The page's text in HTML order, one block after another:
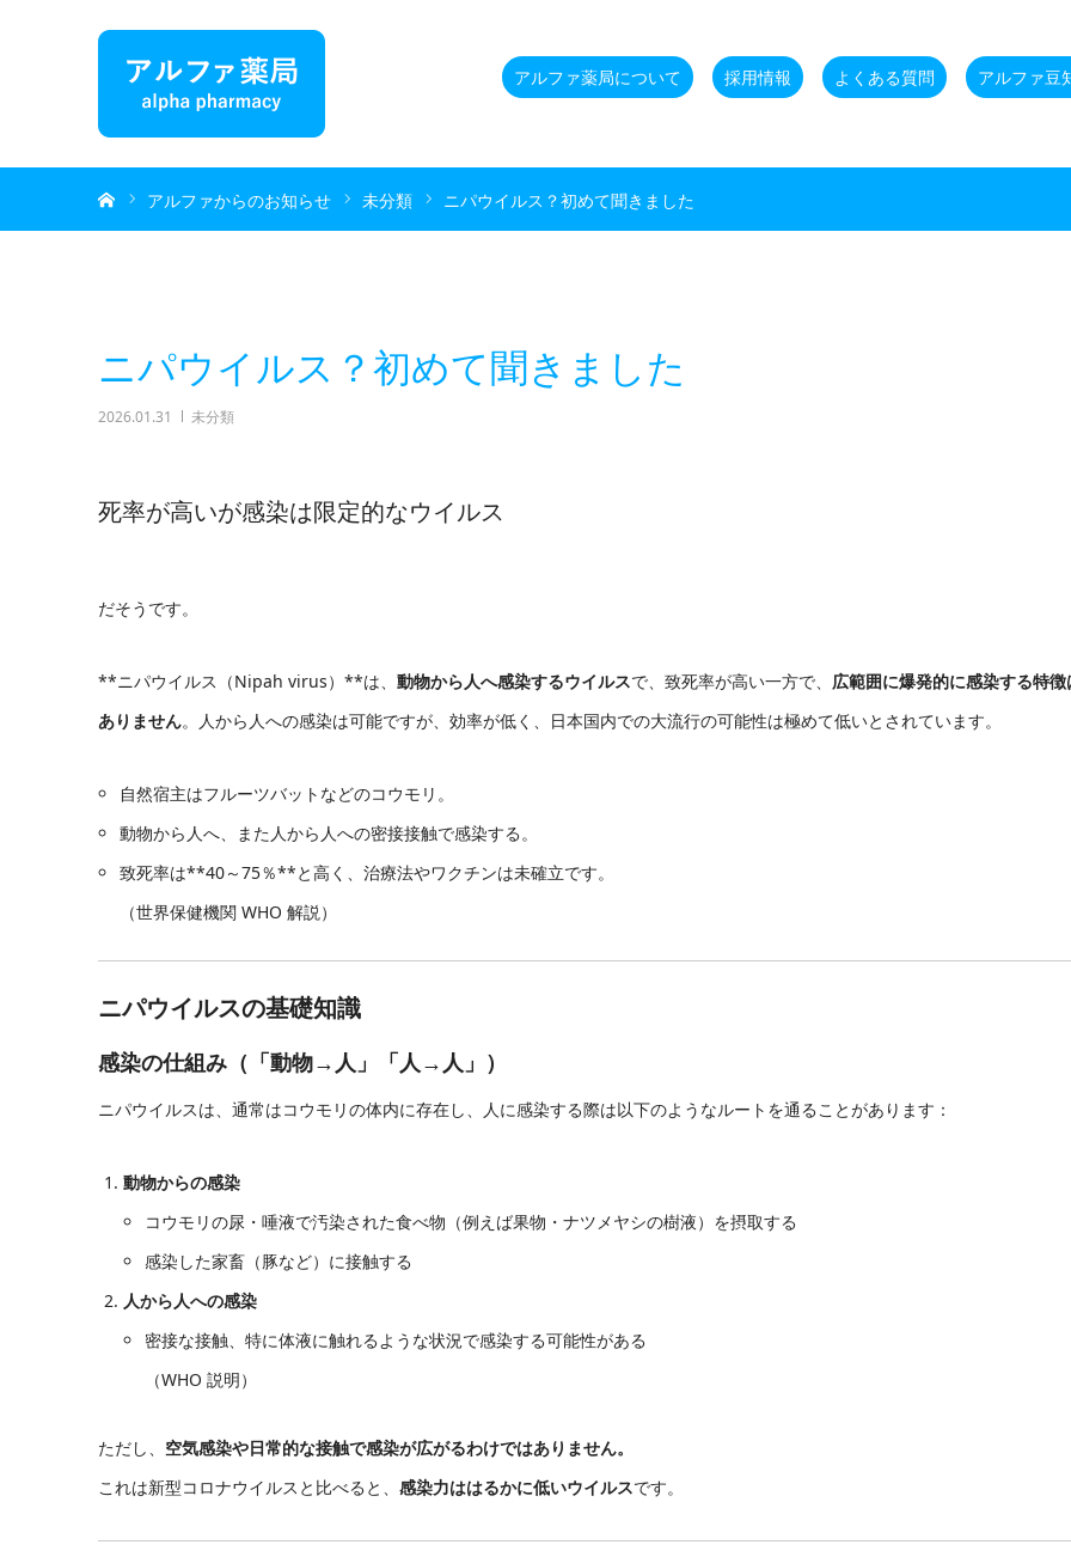
アルファ薬局について 採用情報 よくある質問 アルファ豆
アルファからのお知らせ 未分類 ニパウイルス？初めて聞きました
ニパウイルス？初めて聞きました
2026.01.31 未分類
死率が高いが感染は限定的なウイルス
だそうです。
**ニパウイルス（Nipah virus）**は、 動物から人へ感染するウイルスで、致死率が高い一方で、 広範囲に爆発的に感染する特徴
ありません。人から人への感染は可能ですが、効率が低く、日本国内での大流行の可能性は極めて低いとされています。
自然宿主はフルーツバットなどのコウモリ。
動物から人へ、また人から人への密接接触で感染する。
致死率は**40～75％**と高く、治療法やワクチンは未確立です。
（世界保健機関 WHO 解説）
ニパウイルスの基礎知識
感染の仕組み（「動物→人」「人→人」）
ニパウイルスは、通常はコウモリの体内に存在し、人に感染する際は以下のようなルートを通ることがあります：
動物からの感染
コウモリの尿・唾液で汚染された食べ物（例えば果物・ナツメヤシの樹液）を摂取する
感染した家畜（豚など）に接触する
人から人への感染
密接な接触、特に体液に触れるような状況で感染する可能性がある
（WHO 説明）
ただし、 空気感染や日常的な接触で感染が広がるわけではありません。
これは新型コロナウイルスと比べると、 感染力ははるかに低いウイルスです。